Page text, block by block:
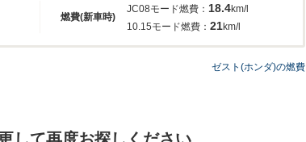
燃費(新車時)
JC08モード燃費： 18.4km/l
10.15モード燃費： 21km/l
ゼスト(ホンダ)の燃費